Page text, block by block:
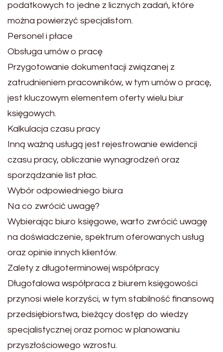
podatkowych to jedne z licznych zadań, które
można powierzyć specjalistom.
Personel i płace
Obsługa umów o pracę
Przygotowanie dokumentacji związanej z
zatrudnieniem pracowników, w tym umów o pracę,
jest kluczowym elementem oferty wielu biur
księgowych.
Kalkulacja czasu pracy
Inną ważną usługą jest rejestrowanie ewidencji
czasu pracy, obliczanie wynagrodzeń oraz
sporządzanie list płac.
Wybór odpowiedniego biura
Na co zwrócić uwagę?
Wybierając biuro księgowe, warto zwrócić uwagę
na doświadczenie, spektrum oferowanych usług
oraz opinie innych klientów.
Zalety z długoterminowej współpracy
Długofalowa współpraca z biurem księgowości
przynosi wiele korzyści, w tym stabilność finansową
przedsiębiorstwa, bieżący dostęp do wiedzy
specjalistycznej oraz pomoc w planowaniu
przyszłościowego wzrostu.